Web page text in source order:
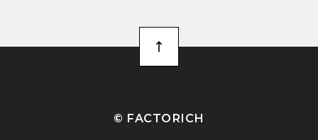
©︎ FACTORICH